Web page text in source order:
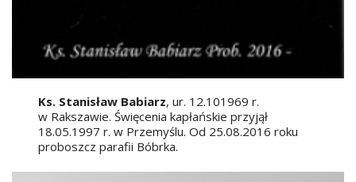
Ks. Stanisław Babiarz, ur. 12.101969 r.
w Rakszawie. Święcenia kapłańskie przyjął
18.05.1997 r. w Przemyślu. Od 25.08.2016 roku
proboszcz parafii Bóbrka.